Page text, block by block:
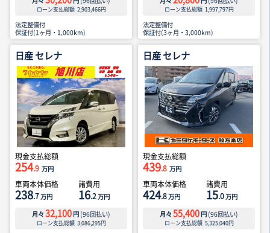
ローン支払総額 2,903,466円
法定整備付
保証付(1ヶ月・1,000km)
ローン支払総額 1,997,797円
法定整備付
保証付(3ヶ月・3,000km)
日産 セレナ
現金支払総額
254.9 万円
車両本体価格
238.7万円
諸費用
16.2万円
月々 32,100 円 (96回払い)
ローン支払総額 3,086,295円
日産 セレナ
現金支払総額
439.8 万円
車両本体価格
424.8万円
諸費用
15.0万円
月々 55,400 円 (96回払い)
ローン支払総額 5,325,040円